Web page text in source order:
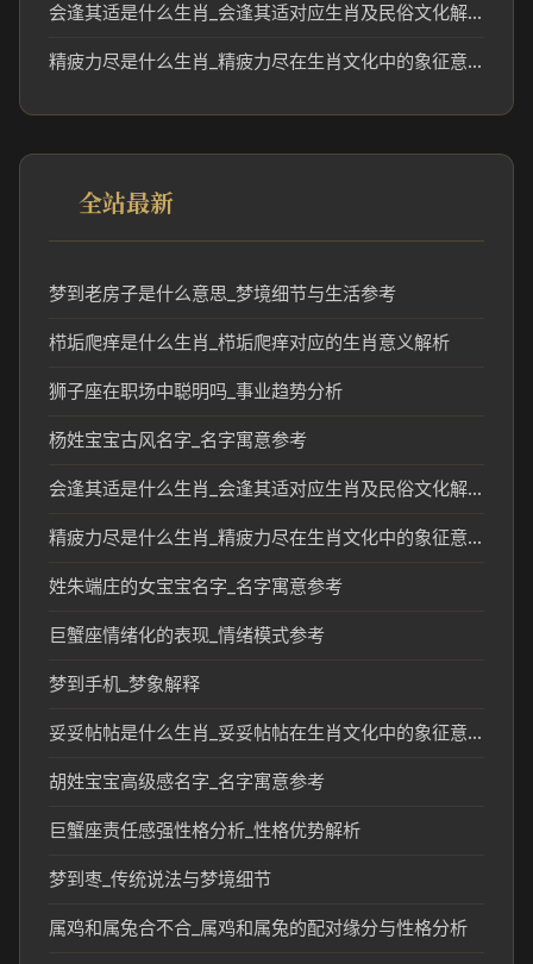
会逢其适是什么生肖_会逢其适对应生肖及民俗文化解读
精疲力尽是什么生肖_精疲力尽在生肖文化中的象征意义
全站最新
梦到老房子是什么意思_梦境细节与生活参考
栉垢爬痒是什么生肖_栉垢爬痒对应的生肖意义解析
狮子座在职场中聪明吗_事业趋势分析
杨姓宝宝古风名字_名字寓意参考
会逢其适是什么生肖_会逢其适对应生肖及民俗文化解读
精疲力尽是什么生肖_精疲力尽在生肖文化中的象征意义
姓朱端庄的女宝宝名字_名字寓意参考
巨蟹座情绪化的表现_情绪模式参考
梦到手机_梦象解释
妥妥帖帖是什么生肖_妥妥帖帖在生肖文化中的象征意义
胡姓宝宝高级感名字_名字寓意参考
巨蟹座责任感强性格分析_性格优势解析
梦到枣_传统说法与梦境细节
属鸡和属兔合不合_属鸡和属兔的配对缘分与性格分析